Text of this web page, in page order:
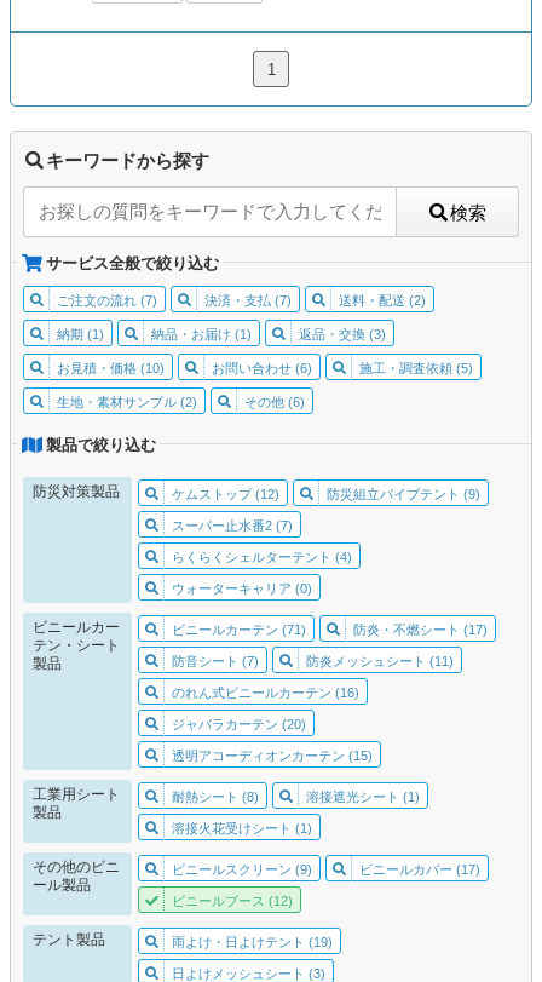
1
キーワードから探す
検索
サービス全般で絞り込む
ご注文の流れ (7) 決済・支払 (7) 送料・配送 (2)
納期 (1) 納品・お届け (1) 返品・交換 (3)
お見積・価格 (10) お問い合わせ (6) 施工・調査依頼 (5)
生地・素材サンプル (2) その他 (6)
製品で絞り込む
防災対策製品 ケムストップ (12) 防災組立パイプテント (9)
スーパー止水番2 (7)
らくらくシェルターテント (4)
ウォーターキャリア (0)
ビニールカー
テン・シート
製品
ビニールカーテン (71) 防炎・不燃シート (17)
防音シート (7) 防炎メッシュシート (11)
のれん式ビニールカーテン (16)
ジャバラカーテン (20)
透明アコーディオンカーテン (15)
工業用シート
製品
耐熱シート (8) 溶接遮光シート (1)
溶接火花受けシート (1)
その他のビニ
ール製品
ビニールスクリーン (9) ビニールカバー (17)
ビニールブース (12)
テント製品 雨よけ・日よけテント (19)
日よけメッシュシート (3)